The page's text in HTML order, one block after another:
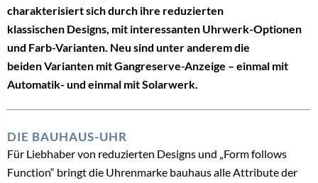
charakterisiert sich durch ihre reduzierten
klassischen Designs, mit interessanten Uhrwerk-Optionen
und Farb-Varianten. Neu sind unter anderem die
beidenVarianten mit Gangreserve-Anzeige – einmal mit
Automatik- und einmal mit Solarwerk.
DIE BAUHAUS-UHR
Für Liebhaber von reduzierten Designs und „Form follows
Function“ bringt die Uhrenmarke bauhaus alle Attribute der